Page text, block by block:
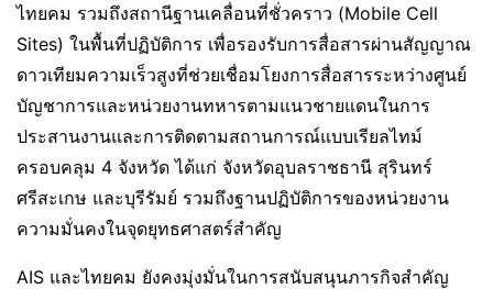
ไทยคม รวมถึงสถานีฐานเคลื่อนที่ชั่วคราว (Mobile Cell
Sites) ในพื้นที่ปฏิบัติการ เพื่อรองรับการสื่อสารผ่านสัญญาณ
ดาวเทียมความเร็วสูงที่ช่วยเชื่อมโยงการสื่อสารระหว่างศูนย์
บัญชาการและหน่วยงานทหารตามแนวชายแดนในการ
ประสานงานและการติดตามสถานการณ์แบบเรียลไทม์
ครอบคลุม 4 จังหวัด ได้แก่ จังหวัดอุบลราชธานี สุรินทร์
ศรีสะเกษ และบุรีรัมย์ รวมถึงฐานปฏิบัติการของหน่วยงาน
ความมั่นคงในจุดยุทธศาสตร์สำคัญ
AIS และไทยคม ยังคงมุ่งมั่นในการสนับสนุนภารกิจสำคัญ